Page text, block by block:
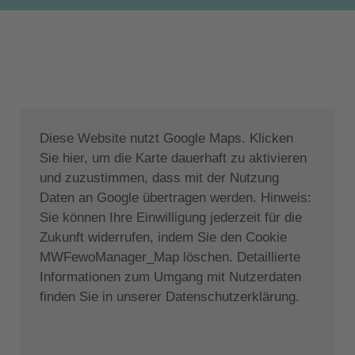
können, mit eigenem Bad und einem Balkon.
Kinderbecken, Liegestühlen und Sonnenschirmen,
Essbereich, sowie einen sicheren privaten Parkplatz
für zwei Autos.
Lage:
Faidra´s Olive Grove befindet sich im Westen der
Insel, 1,5 km ausserhalb des kleinen kretischen
Dorfes Kontomari und knapp 3 km vom Küstenort
Maleme entfernt. Hier finden Sie den nächsten
Diese Website nutzt Google Maps. Klicken
Sie hier, um die Karte dauerhaft zu aktivieren
und zuzustimmen, dass mit der Nutzung
Daten an Google übertragen werden. Hinweis:
Sie können Ihre Einwilligung jederzeit für die
Zukunft widerrufen, indem Sie den Cookie
MWFewoManager_Map löschen. Detaillierte
Informationen zum Umgang mit Nutzerdaten
finden Sie in unserer Datenschutzerklärung.